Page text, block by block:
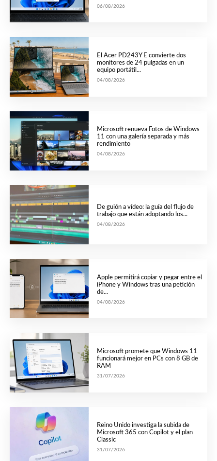
06/08/2026
El Acer PD243Y E convierte dos
monitores de 24 pulgadas en un
equipo portátil...
04/08/2026
Microsoft renueva Fotos de Windows
11 con una galería separada y más
rendimiento
04/08/2026
De guión a vídeo: la guía del flujo de
trabajo que están adoptando los...
04/08/2026
Apple permitirá copiar y pegar entre el
iPhone y Windows tras una petición
de...
04/08/2026
Microsoft promete que Windows 11
funcionará mejor en PCs con 8 GB de
RAM
31/07/2026
Reino Unido investiga la subida de
Microsoft 365 con Copilot y el plan
Classic
31/07/2026